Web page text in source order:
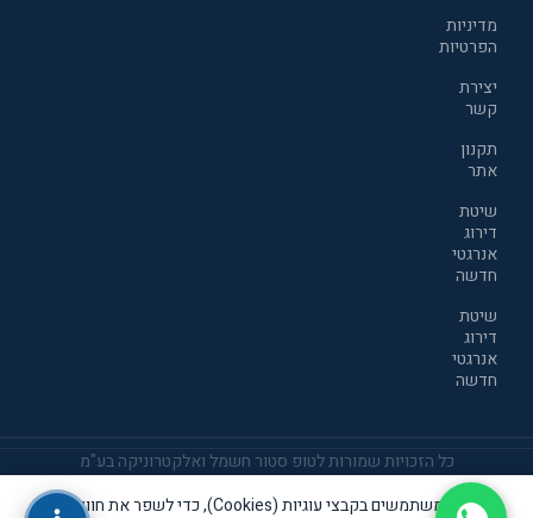
מדיניות
הפרטיות
יצירת
קשר
תקנון
אתר
שיטת
דירוג
אנרגטי
חדשה
שיטת
דירוג
אנרגטי
חדשה
כל הזכויות שמורות לטופ סטור חשמל ואלקטרוניקה בע"מ
אנו משתמשים בקבצי עוגיות (Cookies), כדי לשפר את חוויית